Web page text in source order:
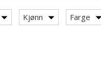
Kjønn Farge